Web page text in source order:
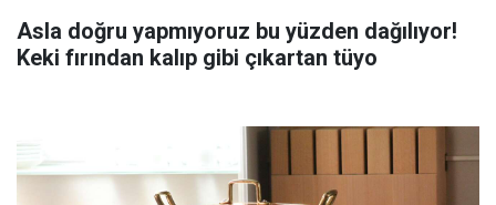
Asla doğru yapmıyoruz bu yüzden dağılıyor!
Keki fırından kalıp gibi çıkartan tüyo